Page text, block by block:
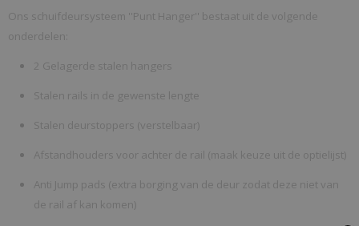
Netto gewicht
Ons schuifdeursysteem ''Punt Hanger'' bestaat uit de volgende
onderdelen:
2 Gelagerde stalen hangers
Stalen rails in de gewenste lengte
Stalen deurstoppers (verstelbaar)
Afstandhouders voor achter de rail (maak keuze uit de optielijst)
Anti Jump pads (extra borging van de deur zodat deze niet van
de rail af kan komen)